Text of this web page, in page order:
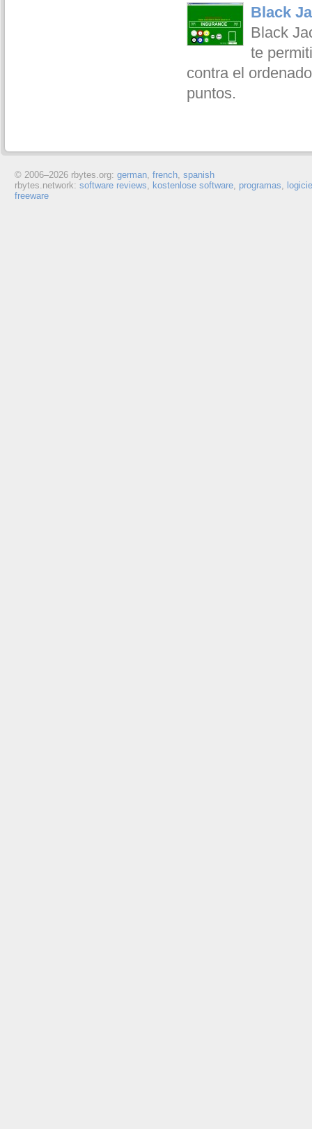
Black
Black
te
contra el
puntos.
© 2006–2026 rbytes.org: german, french, spanish
rbytes.network: software reviews, kostenlose software, programas,
freeware